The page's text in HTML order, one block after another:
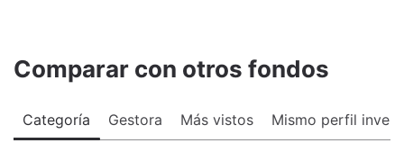
Comparar con otros fondos
Categoría Gestora Más vistos Mismo perfil